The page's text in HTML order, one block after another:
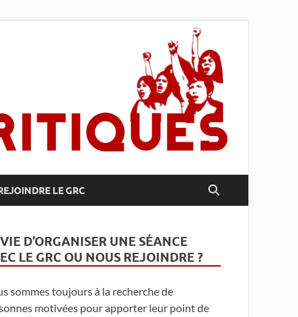
LE GRC
D’ORGANISER UNE SÉANCE
LE GRC OU NOUS REJOINDRE ?
sommes toujours à la recherche de
motivées pour apporter leur point de